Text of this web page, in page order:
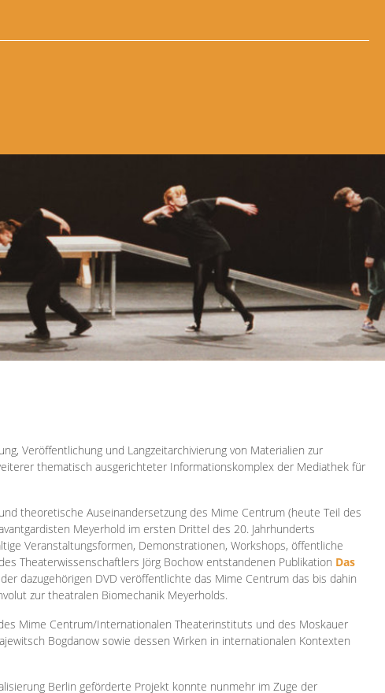
Veröffentlichung und Langzeitarchivierung von Materialien zur
thematisch ausgerichteter Informationskomplex der Mediathek für
theoretische Auseinandersetzung des Mime Centrum (heute Teil des
Meyerhold im ersten Drittel des 20. Jahrhunderts
Veranstaltungsformen, Demonstrationen, Workshops, öffentliche
Theaterwissenschaftlers Jörg Bochow entstandenen Publikation Das
dazugehörigen DVD veröffentlichte das Mime Centrum das bis dahin
zur theatralen Biomechanik Meyerholds.
Mime Centrum/Internationalen Theaterinstituts und des Moskauer
Bogdanow sowie dessen Wirken in internationalen Kontexten
Berlin geförderte Projekt konnte nunmehr im Zuge der